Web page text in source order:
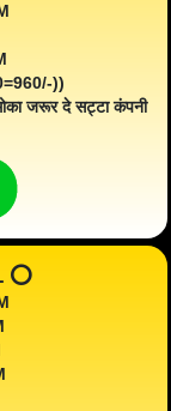
))
जरूर दे सट्टा कंपनी
⭕️